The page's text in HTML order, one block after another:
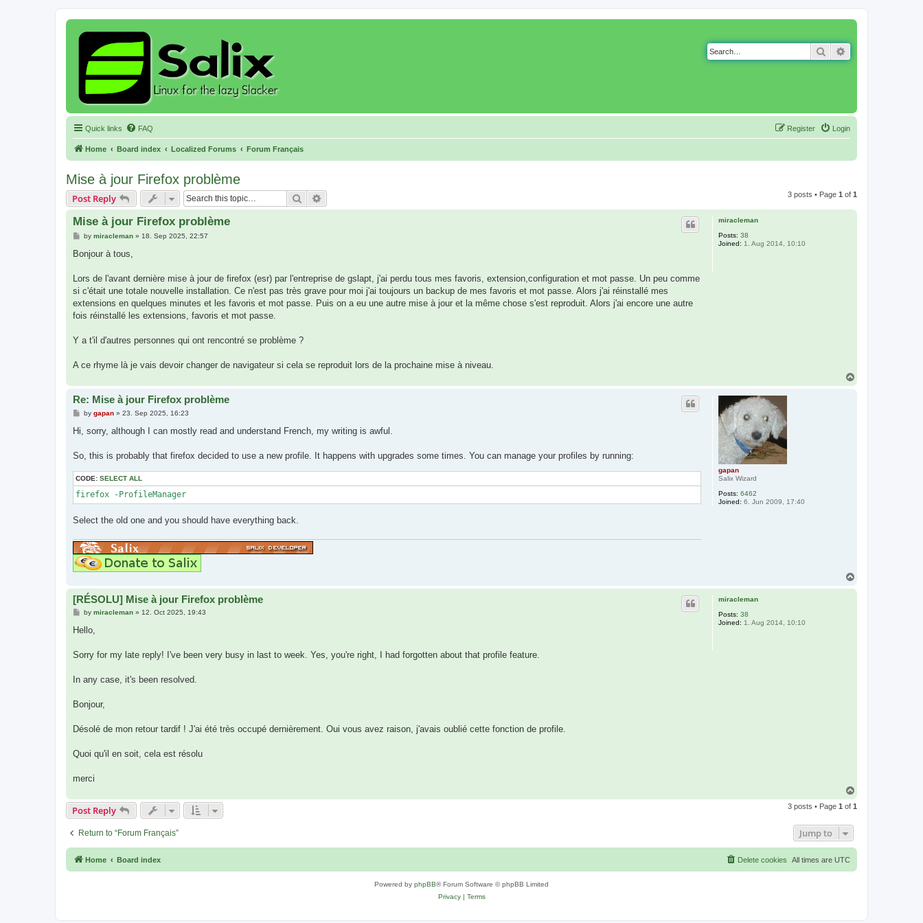
Search
Quick links FAQ Login
Register
Home Board index Localized Forums Forum Français
Mise à jour Firefox problème
Post Reply Search 3 posts • Page 1 of 1
miracleman
Posts: 38
Joined: 1. Aug 2014, 10:10
Mise à jour Firefox problème
P
s
by miracleman» 18. Sep 2025, 22:57
Bonjour à tous,
Lors de l'avant dernière mise à jour de firefox (esr) par l'entreprise de gslapt, j'ai perdu tous mes favoris, extension,configuration et mot passe. Un peu comme
si c'était une totale nouvelle installation. Ce n'est pas très grave pour moi j'ai toujours un backup de mes favoris et mot passe. Alors j'ai réinstallé mes
extensions en quelques minutes et les favoris et mot passe. Puis on a eu une autre mise à jour et la même chose s'est reproduit. Alors j'ai encore une autre
fois réinstallé les extensions, favoris et mot passe.
Y a t'il d'autres personnes qui ont rencontré se problème ?
A ce rhyme là je vais devoir changer de navigateur si cela se reproduit lors de la prochaine mise à niveau.
gapan
Salix Wizard
Posts: 6462
Joined: 6. Jun 2009, 17:40
Re: Mise à jour Firefox problème
P
t
by gapan» 23. Sep 2025, 16:23
Hi, sorry, although I can mostly read and understand French, my writing is awful.
So, this is probably that firefox decided to use a new profile. It happens with upgrades some times. You can manage your profiles by running:
CODE: SELECT ALL
firefox -ProfileManager
Select the old one and you should have everything back.
miracleman
Posts: 38
Joined: 1. Aug 2014, 10:10
[RÉSOLU] Mise à jour Firefox problème
P
s
by miracleman» 12. Oct 2025, 19:43
Hello,
Sorry for my late reply! I've been very busy in last to week. Yes, you're right, I had forgotten about that profile feature.
In any case, it's been resolved.
Bonjour,
Désolé de mon retour tardif ! J'ai été très occupé dernièrement. Oui vous avez raison, j'avais oublié cette fonction de profile.
Quoi qu'il en soit, cela est résolu
merci
p
Post Reply 3 posts • Page 1 of 1
Return to “Forum Français” Jump to
Home Board index All times are UTC
Delete cookies
Powered by phpBB® Forum Software © phpBB Limited
Privacy| Terms